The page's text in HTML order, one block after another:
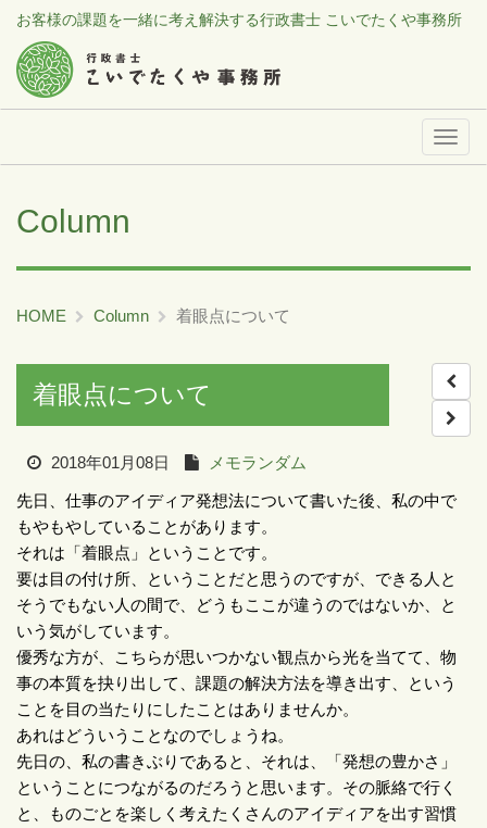
お客様の課題を一緒に考え解決する行政書士 こいでたくや事務所
メ
Column
HOME Column 着眼点について
着眼点について
2018年01月08日 メモランダム
先日、仕事のアイディア発想法について書いた後、私の中で
もやもやしていることがあります。
それは「着眼点」ということです。
要は目の付け所、ということだと思うのですが、できる人と
そうでもない人の間で、どうもここが違うのではないか、と
いう気がしています。
優秀な方が、こちらが思いつかない観点から光を当てて、物
事の本質を抉り出して、課題の解決方法を導き出す、という
ことを目の当たりにしたことはありませんか。
あれはどういうことなのでしょうね。
先日の、私の書きぶりであると、それは、「発想の豊かさ」
ということにつながるのだろうと思います。その脈絡で行く
と、ものごとを楽しく考えたくさんのアイディアを出す習慣